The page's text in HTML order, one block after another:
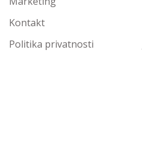
Kontakt
Politika privatnosti